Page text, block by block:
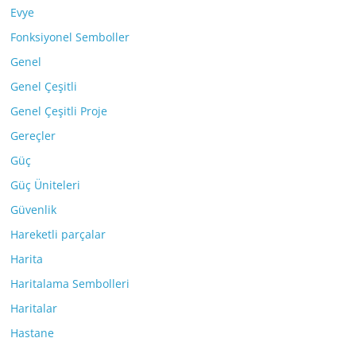
Evye
Fonksiyonel Semboller
Genel
Genel Çeşitli
Genel Çeşitli Proje
Gereçler
Güç
Güç Üniteleri
Güvenlik
Hareketli parçalar
Harita
Haritalama Sembolleri
Haritalar
Hastane